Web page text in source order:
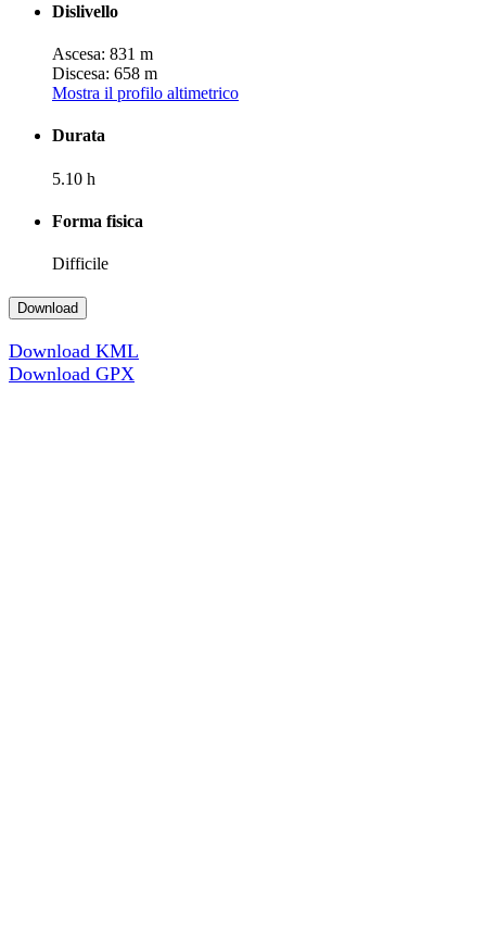
Dislivello
Ascesa: 831 m
Discesa: 658 m
Mostra il profilo altimetrico
Durata
5.10 h
Forma fisica
Difficile
Download
Download KML
Download GPX